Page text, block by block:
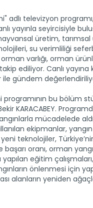
adlı televizyon
yayınla seyircisiyle
üretim,
su verimliliği
varlığı, orman
ediliyor. Canlı yayına
ile gündem
programının bu bölüm
KARACABEY.
mücadelede
ekipmanlar, yangın
teknolojiler,
oranı, orman
eğitim
önlenmesi için
alanların yeniden